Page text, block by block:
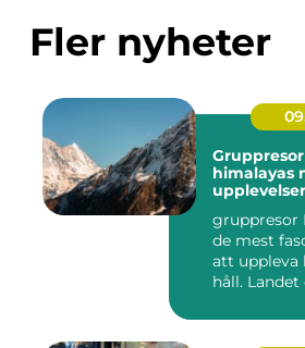
Fler nyheter
himalayas
gruppresor
de mest
att uppleva
håll. Landet